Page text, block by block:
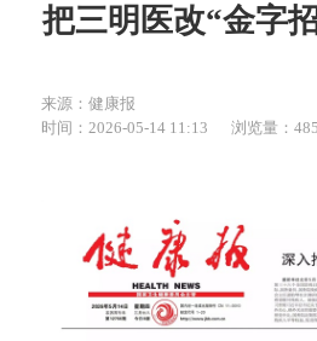
把三明医改“金字
来源：健康报
时间：2026-05-14 11:13
浏览量：485